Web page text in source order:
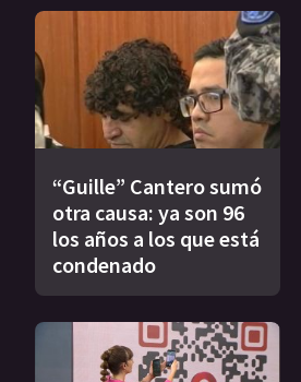
“Guille” Cantero sumó
otra causa: ya son 96
los años a los que está
condenado